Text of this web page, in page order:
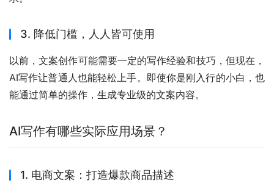
3. 降低门槛，人人皆可使用
以前，文案创作可能需要一定的写作经验和技巧，但现在，
AI写作让普通人也能轻松上手。即使你是刚入行的小白，也
能通过简单的操作，生成专业级的文案内容。
AI写作有哪些实际应用场景？
1. 电商文案：打造爆款商品描述